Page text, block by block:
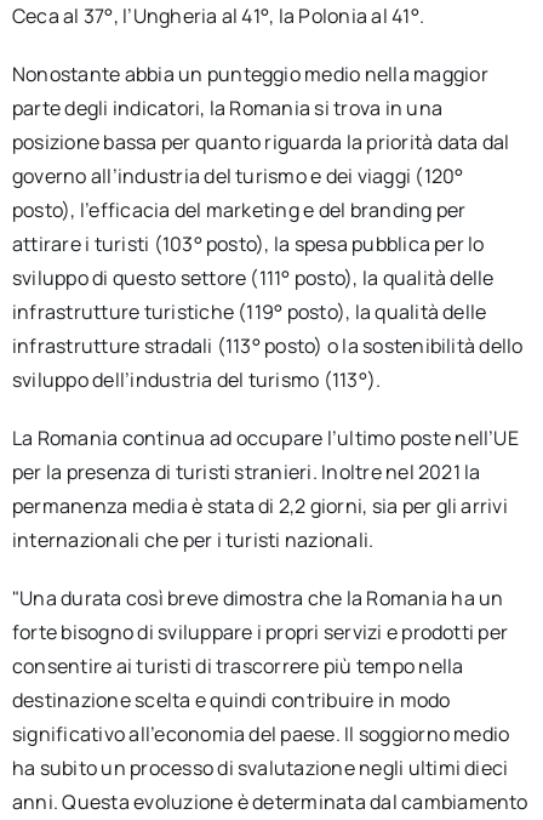
Ceca al 37°, l’Ungheria al 41°, la Polonia al 41°.
Nonostante abbia un punteggio medio nella maggior
parte degli indicatori, la Romania si trova in una
posizione bassa per quanto riguarda la priorità data dal
governo all’industria del turismo e dei viaggi (120°
posto), l’efficacia del marketing e del branding per
attirare i turisti (103° posto), la spesa pubblica per lo
sviluppo di questo settore (111° posto), la qualità delle
infrastrutture turistiche (119° posto), la qualità delle
infrastrutture stradali (113° posto) o la sostenibilità dello
sviluppo dell’industria del turismo (113°).
La Romania continua ad occupare l’ultimo poste nell’UE
per la presenza di turisti stranieri. Inoltre nel 2021 la
permanenza media è stata di 2,2 giorni, sia per gli arrivi
internazionali che per i turisti nazionali.
"Una durata così breve dimostra che la Romania ha un
forte bisogno di sviluppare i propri servizi e prodotti per
consentire ai turisti di trascorrere più tempo nella
destinazione scelta e quindi contribuire in modo
significativo all’economia del paese. Il soggiorno medio
ha subito un processo di svalutazione negli ultimi dieci
anni. Questa evoluzione è determinata dal cambiamento